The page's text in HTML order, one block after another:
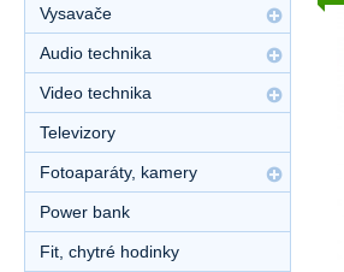
Vysavače
Audio technika
Video technika
Televizory
Fotoaparáty, kamery
Power bank
Fit, chytré hodinky